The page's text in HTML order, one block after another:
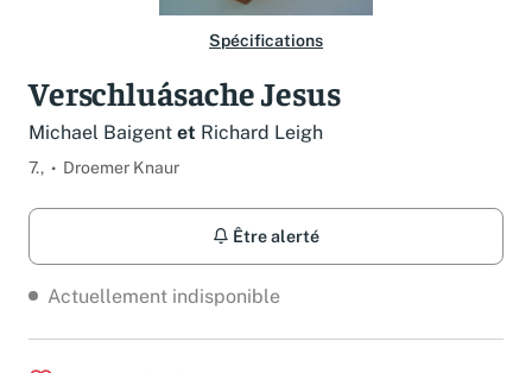
Spécifications
Verschluásache Jesus
Michael Baigent et Richard Leigh
7., Droemer Knaur
Être alerté
Actuellement indisponible